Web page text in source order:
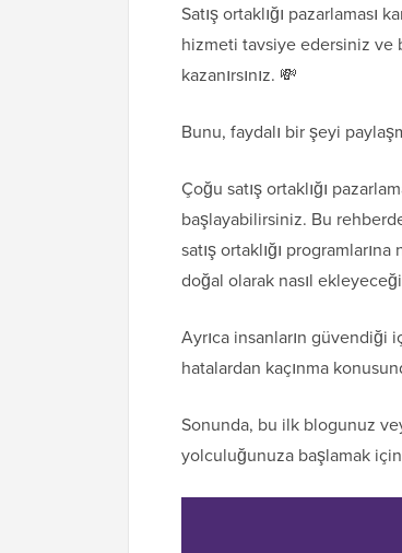
Satış ortaklığı pazarlaması
hizmeti tavsiye edersiniz ve
kazanırsınız. 💸
Bunu, faydalı bir şeyi
Çoğu satış ortaklığı
başlayabilirsiniz. Bu
satış ortaklığı programlarına
doğal olarak nasıl
Ayrıca insanların güvendiği
hatalardan kaçınma
Sonunda, bu ilk blogunuz
yolculuğunuza başlamak